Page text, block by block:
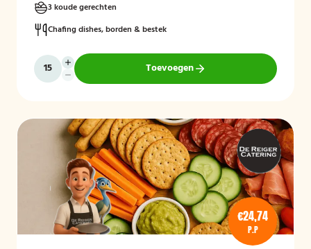
3 koude gerechten
Chafing dishes, borden & bestek
Toevoegen
€24,74
P.P